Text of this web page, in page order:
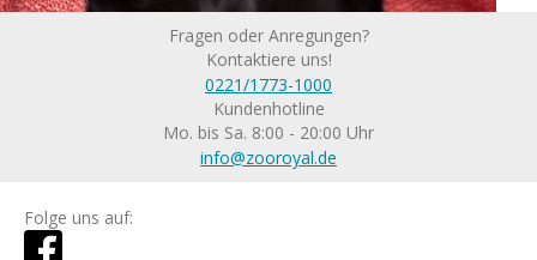
Fragen oder Anregungen?
Kontaktiere uns!
0221/1773-1000
Kundenhotline
Mo. bis Sa. 8:00 - 20:00 Uhr
info@zooroyal.de
Folge uns auf: